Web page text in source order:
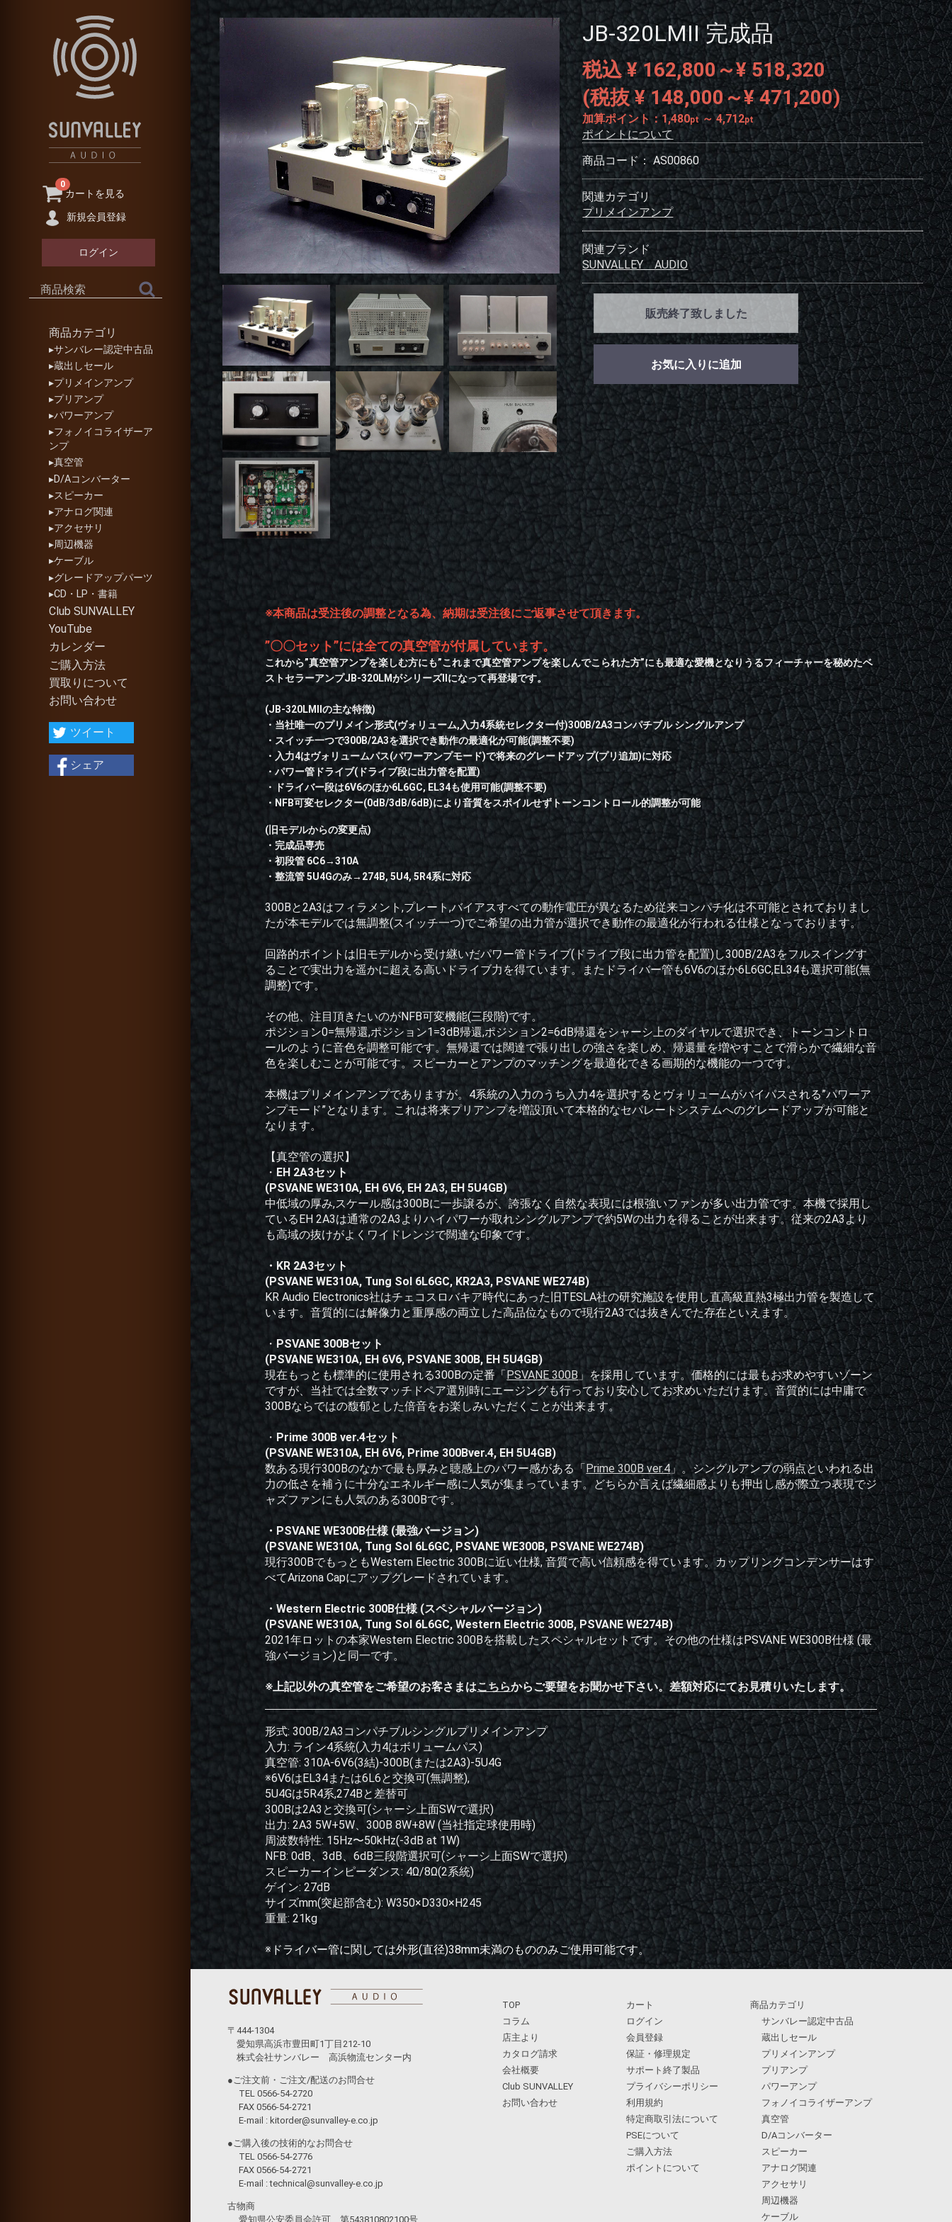
0
カートを見る
新規会員登録
ログイン
商品カテゴリ
▸サンバレー認定中古品
▸蔵出しセール
▸プリメインアンプ
▸プリアンプ
▸パワーアンプ
▸フォノイコライザーア
ンプ
▸真空管
▸D/Aコンバーター
▸スピーカー
▸アナログ関連
▸アクセサリ
▸周辺機器
▸ケーブル
▸グレードアップパーツ
▸CD・LP・書籍
Club SUNVALLEY
YouTube
カレンダー
ご購入方法
買取りについて
お問い合わせ
ツイート
シェア
JB-320LMII 完成品
税込 ¥ 162,800～¥ 518,320
(税抜 ¥ 148,000～¥ 471,200)
加算ポイント：1,480pt～4,712pt
ポイントについて
商品コード：AS00860
関連カテゴリ
プリメインアンプ
関連ブランド
SUNVALLEY AUDIO
販売終了致しました
お気に入りに追加
※本商品は受注後の調整となる為、納期は受注後にご返事させて頂きます。
”〇〇セット”には全ての真空管が付属しています。
これから”真空管アンプを楽しむ方にも”これまで真空管アンプを楽しんでこられた方”にも最適な愛機となりうるフィーチャーを秘めたベ
ストセラーアンプJB-320LMがシリーズIIになって再登場です。
(JB-320LMIIの主な特徴)
・当社唯一のプリメイン形式(ヴォリューム,入力4系統セレクター付)300B/2A3コンパチブル シングルアンプ
・スイッチ一つで300B/2A3を選択でき動作の最適化が可能(調整不要)
・入力4はヴォリュームパス(パワーアンプモード)で将来のグレードアップ(プリ追加)に対応
・パワー管ドライブ(ドライブ段に出力管を配置)
・ドライバー段は6V6のほか6L6GC, EL34も使用可能(調整不要)
・NFB可変セレクター(0dB/3dB/6dB)により音質をスポイルせずトーンコントロール的調整が可能
(旧モデルからの変更点)
・完成品専売
・初段管 6C6→310A
・整流管 5U4Gのみ→274B, 5U4, 5R4系に対応
300Bと2A3はフィラメント,プレート,バイアスすべての動作電圧が異なるため従来コンパチ化は不可能とされておりまし
たが本モデルでは無調整(スイッチ一つ)でご希望の出力管が選択でき動作の最適化が行われる仕様となっております。
回路的ポイントは旧モデルから受け継いだパワー管ドライブ(ドライブ段に出力管を配置)し300B/2A3をフルスイングす
ることで実出力を遥かに超える高いドライブ力を得ています。またドライバー管も6V6のほか6L6GC,EL34も選択可能(無
調整)です。
その他、注目頂きたいのがNFB可変機能(三段階)です。
ポジション0=無帰還,ポジション1=3dB帰還,ポジション2=6dB帰還をシャーシ上のダイヤルで選択でき、トーンコントロ
ールのように音色を調整可能です。無帰還では闊達で張り出しの強さを楽しめ、帰還量を増やすことで滑らかで繊細な音
色を楽しむことが可能です。スピーカーとアンプのマッチングを最適化できる画期的な機能の一つです。
本機はプリメインアンプでありますが。4系統の入力のうち入力4を選択するとヴォリュームがバイパスされる”パワーア
ンプモード”となります。これは将来プリアンプを増設頂いて本格的なセパレートシステムへのグレードアップが可能と
なります。
【真空管の選択】
・ EH 2A3セット
(PSVANE WE310A, EH 6V6, EH 2A3, EH 5U4GB)
中低域の厚み,スケール感は300Bに一歩譲るが、誇張なく自然な表現には根強いファンが多い出力管です。本機で採用し
ているEH 2A3は通常の2A3よりハイパワーが取れシングルアンプで約5Wの出力を得ることが出来ます。従来の2A3より
も高域の抜けがよくワイドレンジで闊達な印象です。
・KR 2A3セット
(PSVANE WE310A, Tung Sol 6L6GC, KR2A3, PSVANE WE274B)
KR Audio Electronics社はチェコスロバキア時代にあった旧TESLA社の研究施設を使用し直高級直熱3極出力管を製造して
います。音質的には解像力と重厚感の両立した高品位なもので現行2A3では抜きんでた存在といえます。
・ PSVANE 300Bセット
(PSVANE WE310A, EH 6V6, PSVANE 300B, EH 5U4GB)
現在もっとも標準的に使用される300Bの定番「 PSVANE 300B」を採用しています。価格的には最もお求めやすいゾーン
ですが、当社では全数マッチドペア選別時にエージングも行っており安心してお求めいただけます。音質的には中庸で
300Bならではの馥郁とした倍音をお楽しみいただくことが出来ます。
・ Prime 300B ver.4セット
(PSVANE WE310A, EH 6V6, Prime 300Bver.4, EH 5U4GB)
数ある現行300Bのなかで最も厚みと聴感上のパワー感がある「 Prime 300B ver.4」。シングルアンプの弱点といわれる出
力の低さを補うに十分なエネルギー感に人気が集まっています。どちらか言えば繊細感よりも押出し感が際立つ表現でジ
ャズファンにも人気のある300Bです。
・PSVANE WE300B仕様 (最強バージョン)
(PSVANE WE310A, Tung Sol 6L6GC, PSVANE WE300B, PSVANE WE274B)
現行300BでもっともWestern Electric 300Bに近い仕様, 音質で高い信頼感を得ています。カップリングコンデンサーはす
べてArizona Capにアップグレードされています。
・Western Electric 300B仕様 (スペシャルバージョン)
(PSVANE WE310A, Tung Sol 6L6GC, Western Electric 300B, PSVANE WE274B)
2021年ロットの本家Western Electric 300Bを搭載したスペシャルセットです。その他の仕様はPSVANE WE300B仕様 (最
強バージョン)と同一です。
※上記以外の真空管をご希望のお客さまはこちらからご要望をお聞かせ下さい。差額対応にてお見積りいたします。
形式: 300B/2A3コンパチブルシングルプリメインアンプ
入力: ライン4系統(入力4はボリュームパス)
真空管: 310A-6V6(3結)-300B(または2A3)-5U4G
※6V6はEL34または6L6と交換可(無調整),
5U4Gは5R4系,274Bと差替可
300Bは2A3と交換可(シャーシ上面SWで選択)
出力: 2A3 5W+5W、300B 8W+8W (当社指定球使用時)
周波数特性: 15Hz〜50kHz(-3dB at 1W)
NFB: 0dB、3dB、6dB三段階選択可(シャーシ上面SWで選択)
スピーカーインピーダンス: 4Ω/8Ω(2系統)
ゲイン: 27dB
サイズmm(突起部含む): W350×D330×H245
重量: 21kg
※ドライバー管に関しては外形(直径)38mm未満のもののみご使用可能です。
TOP
コラム
店主より
カタログ請求
会社概要
Club SUNVALLEY
お問い合わせ
カート
ログイン
会員登録
保証・修理規定
サポート終了製品
プライバシーポリシー
利用規約
特定商取引法について
PSEについて
ご購入方法
ポイントについて
商品カテゴリ
サンバレー認定中古品
蔵出しセール
プリメインアンプ
プリアンプ
パワーアンプ
フォノイコライザーアンプ
真空管
D/Aコンバーター
スピーカー
アナログ関連
アクセサリ
周辺機器
ケーブル
〒444-1304
愛知県高浜市豊田町1丁目212-10
株式会社サンバレー 高浜物流センター内
●ご注文前・ご注文/配送のお問合せ
TEL 0566-54-2720
FAX 0566-54-2721
E-mail : kitorder@sunvalley-e.co.jp
●ご購入後の技術的なお問合せ
TEL 0566-54-2776
FAX 0566-54-2721
E-mail :technical@sunvalley-e.co.jp
古物商
愛知県公安委員会許可 第543810802100号